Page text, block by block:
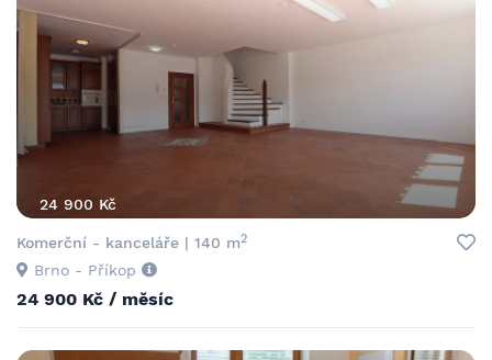
24 900 Kč
Komerční - kanceláře | 140 m2
Brno - Příkop
24 900 Kč / měsíc